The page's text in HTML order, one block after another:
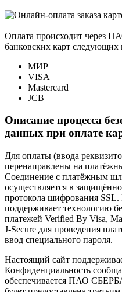
Оплата происходит через
банковских карт следующих
МИР
VISA
Mastercard
JCB
Описание процесса
данных при оплате
Для оплаты (ввода
перенаправлены на
Соединение с платёжным
осуществляется в
протокола шифрования
поддерживает технологию
платежей Verified By Visa,
J-Secure для проведения
ввод специального пароля.
Настоящий сайт
Конфиденциальность
обеспечивается ПАО